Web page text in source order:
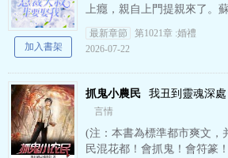
上癮，親自上門提親來了。
抖：大叔，你要娶的人是我
摟進懷里：乖乖嫁我，命都
最新章節
第1021章 :婚禮
2026-07-22
加入書架
抓鬼小農民 我丑到靈魂深處
言情
(注：本書為標準都市爽文，
民混花都！會抓鬼！會符篆